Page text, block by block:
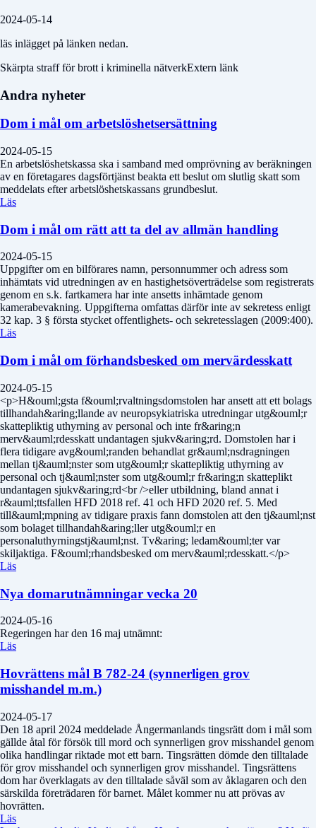
2024-05-14
läs inlägget på länken nedan.
Skärpta straff för brott i kriminella nätverkExtern länk
Andra nyheter
Dom i mål om arbetslöshetsersättning
2024-05-15
En arbetslöshetskassa ska i samband med omprövning av beräkningen
av en företagares dagsförtjänst beakta ett beslut om slutlig skatt som
meddelats efter arbetslöshetskassans grundbeslut.
Läs
Dom i mål om rätt att ta del av allmän handling
2024-05-15
Uppgifter om en bilförares namn, personnummer och adress som
inhämtats vid utredningen av en hastighetsöverträdelse som registrerats
genom en s.k. fartkamera har inte ansetts inhämtade genom
kamerabevakning. Uppgifterna omfattas därför inte av sekretess enligt
32 kap. 3 § första stycket offentlighets- och sekretesslagen (2009:400).
Läs
Dom i mål om förhandsbesked om mervärdesskatt
2024-05-15
<p>H&ouml;gsta f&ouml;rvaltningsdomstolen har ansett att ett bolags
tillhandah&aring;llande av neuropsykiatriska utredningar utg&ouml;r
skattepliktig uthyrning av personal och inte fr&aring;n
merv&auml;rdesskatt undantagen sjukv&aring;rd. Domstolen har i
flera tidigare avg&ouml;randen behandlat gr&auml;nsdragningen
mellan tj&auml;nster som utg&ouml;r skattepliktig uthyrning av
personal och tj&auml;nster som utg&ouml;r fr&aring;n skatteplikt
undantagen sjukv&aring;rd<br />eller utbildning, bland annat i
r&auml;ttsfallen HFD 2018 ref. 41 och HFD 2020 ref. 5. Med
till&auml;mpning av tidigare praxis fann domstolen att den tj&auml;nst
som bolaget tillhandah&aring;ller utg&ouml;r en
personaluthyrningstj&auml;nst. Tv&aring; ledam&ouml;ter var
skiljaktiga. F&ouml;rhandsbesked om merv&auml;rdesskatt.</p>
Läs
Nya domarutnämningar vecka 20
2024-05-16
Regeringen har den 16 maj utnämnt:
Läs
Hovrättens mål B 782-24 (synnerligen grov
misshandel m.m.)
2024-05-17
Den 18 april 2024 meddelade Ångermanlands tingsrätt dom i mål som
gällde åtal för försök till mord och synnerligen grov misshandel genom
olika handlingar riktade mot ett barn. Tingsrätten dömde den tilltalade
för grov misshandel och synnerligen grov misshandel. Tingsrättens
dom har överklagats av den tilltalade såväl som av åklagaren och den
särskilda företrädaren för barnet. Målet kommer nu att prövas av
hovrätten.
Läs